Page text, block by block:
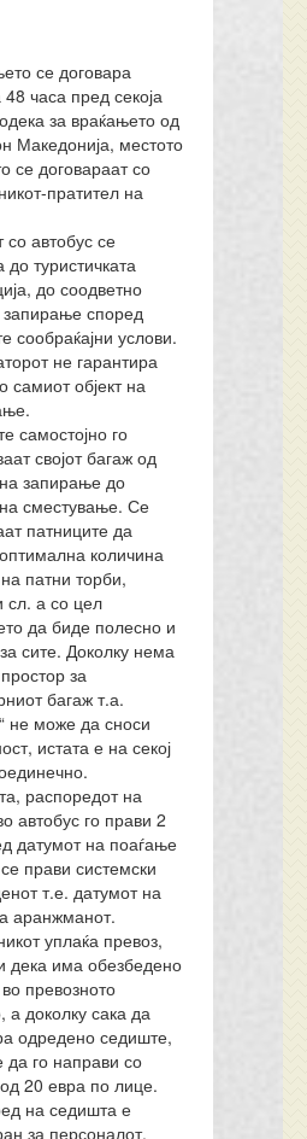
се договара
48 часа пред секоја
за враќањето од
Македонија, местото
се договараат со
пратител на
со автобус се
до туристичката
до соодветно
запирање според
сообраќајни услови.
не гарантира
самиот објект на
самостојно го
својот багаж од
запирање до
на сместување. Се
патниците да
количина
патни торби,
сл. а со цел
да биде полесно и
сите. Доколку нема
за
багаж т.а.
не може да сноси
истата е на секој
распоредот на
автобус го прави 2
датумот на поаѓање
прави системски
т.е. датумот на
аранжманот.
уплаќа превоз,
дека има обезбедено
превозното
а доколку сака да
одредено седиште,
да го направи со
20 евра по лице.
на седишта е
за персоналот.